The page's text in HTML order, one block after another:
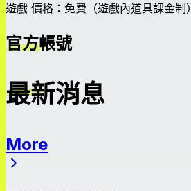
遊戲 價格：免費（遊戲內道具課金制）
官方帳號
最新消息
More